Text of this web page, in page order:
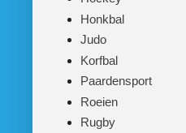
Honkbal
Judo
Korfbal
Paardensport
Roeien
Rugby